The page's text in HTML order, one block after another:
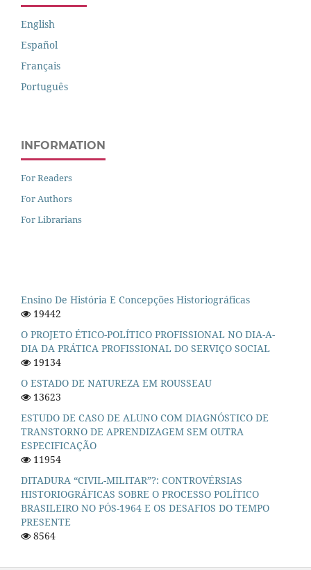
English
Español
Français
Português
INFORMATION
For Readers
For Authors
For Librarians
Ensino De História E Concepções Historiográficas
19442
O PROJETO ÉTICO-POLÍTICO PROFISSIONAL NO DIA-A-
DIA DA PRÁTICA PROFISSIONAL DO SERVIÇO SOCIAL
19134
O ESTADO DE NATUREZA EM ROUSSEAU
13623
ESTUDO DE CASO DE ALUNO COM DIAGNÓSTICO DE
TRANSTORNO DE APRENDIZAGEM SEM OUTRA
ESPECIFICAÇÃO
11954
DITADURA “CIVIL-MILITAR”?: CONTROVÉRSIAS
HISTORIOGRÁFICAS SOBRE O PROCESSO POLÍTICO
BRASILEIRO NO PÓS-1964 E OS DESAFIOS DO TEMPO
PRESENTE
8564